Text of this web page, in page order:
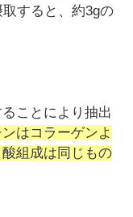
すると、約3gの
ことにより抽出
はコラーゲンよ
組成は同じもの